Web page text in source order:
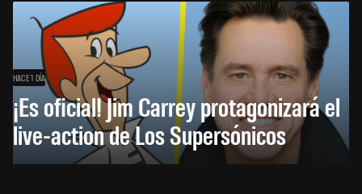
HACE 1 DÍA
¡Es oficial! Jim Carrey protagonizará el
live-action de Los Supersónicos